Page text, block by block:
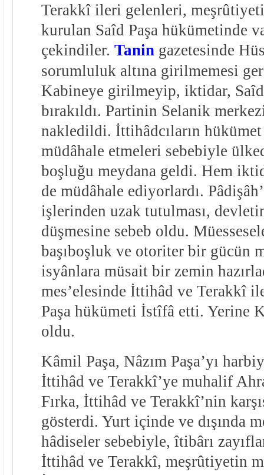
Terakkî ileri gelenleri,
kurulan Saîd Paşa hükümetinde
çekindiler. Tanin gazetesinde
sorumluluk altına girilmemesi
Kabineye girilmeyip, iktidar,
bırakıldı. Partinin Selanik
nakledildi. İttihâdcıların hükümet
müdâhale etmeleri sebebiyle
boşluğu meydana geldi. Hem
de müdâhale ediyorlardı.
işlerinden uzak tutulması,
düşmesine sebeb oldu.
başıboşluk ve otoriter bir gücün
isyânlara müsait bir zemin
mes’elesinde İttihâd ve Terakkî
Paşa hükümeti İstîfâ etti. Yerine
oldu.
Kâmil Paşa, Nâzım Paşa’yı
İttihâd ve Terakkî’ye muhalif
Fırka, İttihâd ve Terakkî’nin
gösterdi. Yurt içinde ve dışında
hâdiseler sebebiyle, îtibârı
İttihâd ve Terakkî, meşrûtiyetin